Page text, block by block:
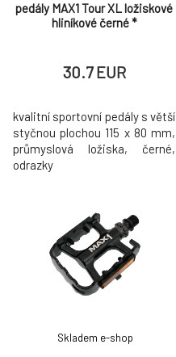
pedály MAX1 Tour XL ložiskové
hliníkové černé *
30.7 EUR
kvalitní sportovní pedály s větší
styčnou plochou 115 x 80 mm,
průmyslová ložiska, černé,
odrazky
Skladem e-shop